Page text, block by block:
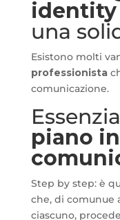
identity
una
Esistono molti
professionista
comunicazione.
piano
Step by step: è
che, di comunue
ciascuno,